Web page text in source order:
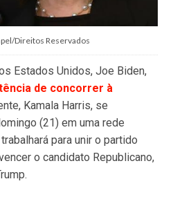
Direitos Reservados
Estados Unidos, Joe Biden,
de concorrer à
Kamala Harris, se
(21) em uma rede
para unir o partido
o candidato Republicano,